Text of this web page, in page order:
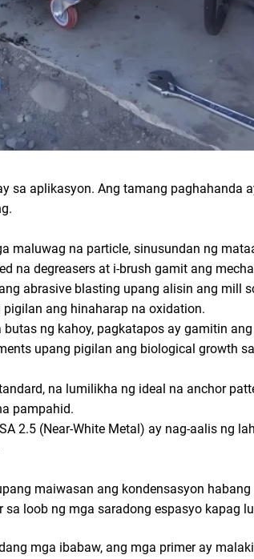
sa aplikasyon. Ang tamang
na particle, sinusundan ng
na degreasers at i-brush gamit ang
abrasive blasting upang alisin ang mill
ang hinaharap na oxidation.
ng kahoy, pagkatapos ay gamitin
upang pigilan ang biological growth
na lumilikha ng ideal na anchor
pampahid.
2.5 (Near-White Metal) ay nag-aalis ng
maiwasan ang kondensasyon
loob ng mga saradong espasyo kapag
mga ibabaw, ang mga primer ay